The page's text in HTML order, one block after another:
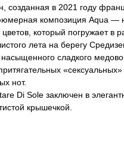
созданная в 2021 году
композиция Aqua —
который погружает в
лета на берегу
сладкого
нот.
Di Sole заключен в
крышечкой.